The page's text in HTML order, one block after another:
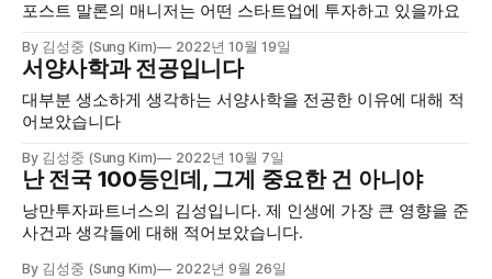
포스트 말론의 매니저는 어떤 스타트업에 투자하고 있을까요
By 김성중 (Sung Kim) 2022년 10월 19일
서양사학과 전공입니다
대부분 생소하게 생각하는 서양사학을 전공한 이유에 대해 적
어보았습니다
By 김성중 (Sung Kim) 2022년 10월 7일
난 전국 100등인데, 그게 중요한 건 아니야
낭만투자파트너스의 김성입니다. 제 인생에 가장 큰 영향을 준
사건과 생각들에 대해 적어보았습니다.
By 김성중 (Sung Kim) 2022년 9월 26일